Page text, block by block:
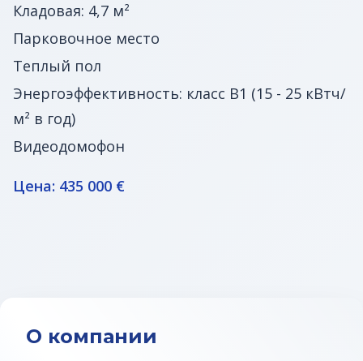
Кладовая: 4,7 м²
Парковочное место
Теплый пол
Энергоэффективность: класс B1 (15 - 25 кВтч/
м² в год)
Видеодомофон
Цена: 435 000 €
О компании